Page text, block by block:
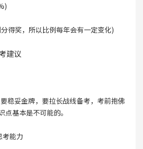
得奖，所以比例每年会有一定变化)
建议
稳妥金牌，要拉长战线备考，考前抱佛
点基本是不可能的。
考能力